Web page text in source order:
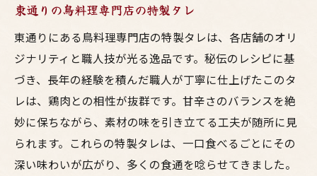
東通りの鳥料理専門店の特製タレ
東通りにある鳥料理専門店の特製タレは、各店舗のオリ
ジナリティと職人技が光る逸品です。秘伝のレシピに基
づき、長年の経験を積んだ職人が丁寧に仕上げたこのタ
レは、鶏肉との相性が抜群です。甘辛さのバランスを絶
妙に保ちながら、素材の味を引き立てる工夫が随所に見
られます。これらの特製タレは、一口食べるごとにその
深い味わいが広がり、多くの食通を唸らせてきました。